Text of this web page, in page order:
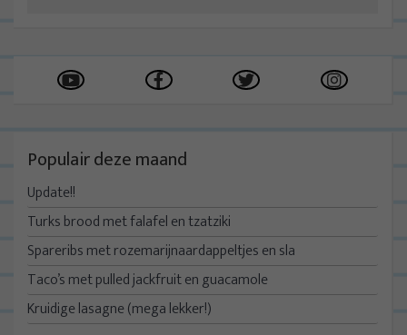
Populair deze maand
Update!!
Turks brood met falafel en tzatziki
Spareribs met rozemarijnaardappeltjes en sla
Taco’s met pulled jackfruit en guacamole
Kruidige lasagne (mega lekker!)